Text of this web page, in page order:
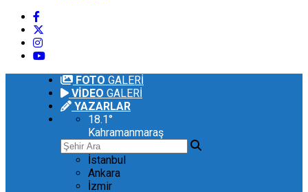
FOTO GALERİ
VİDEO GALERİ
YAZARLAR
18.1°
Kahramanmaraş
İstanbul
Ankara
İzmir